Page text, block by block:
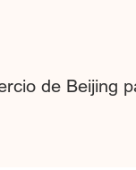
de Beijing